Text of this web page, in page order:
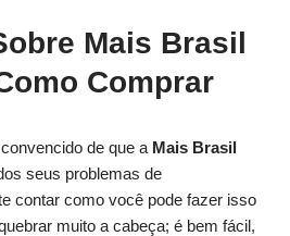
Mais Brasil
Comprar
de que a Mais Brasil
seus problemas de
contar como você pode fazer isso
muito a cabeça; é bem fácil,